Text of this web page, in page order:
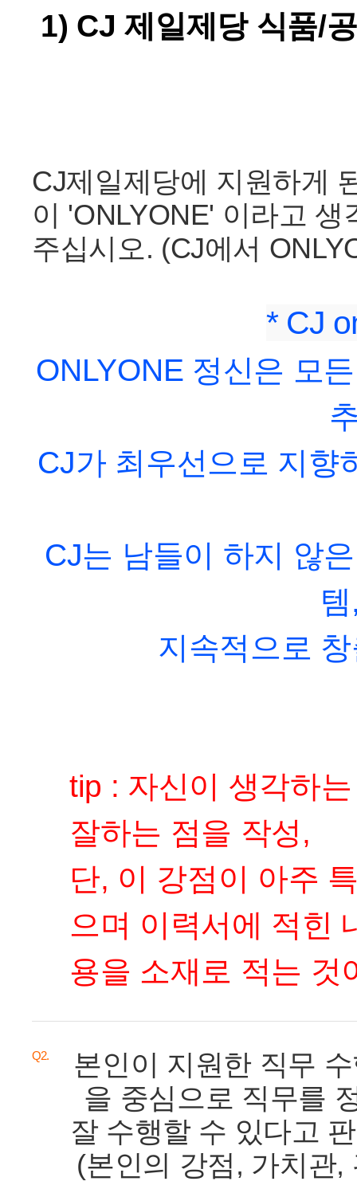
1) CJ 제일제당 식품/
CJ제일제당에 지원하게
이 'ONLYONE' 이라고
주십시오. (CJ에서
* CJ
ONLYONE 정신은 모
CJ가 최우선으로 지향
CJ는 남들이 하지 않
지속적으로
tip : 자신이 생각하
잘하는 점을 작성,
단, 이 강점이 아주
으며 이력서에 적힌
용을 소재로 적는 것
Q2.
본인이 지원한 직무
을 중심으로 직무를
잘 수행할 수 있다고
(본인의 강점, 가치관,